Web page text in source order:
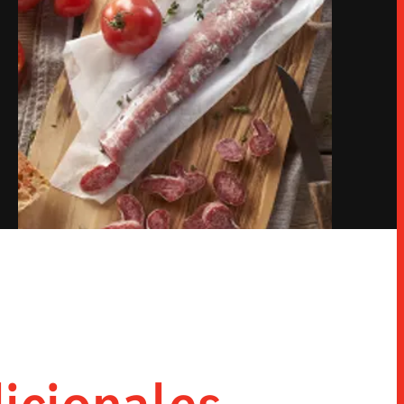
INNOVACIÓN
SNACKS
HORECA